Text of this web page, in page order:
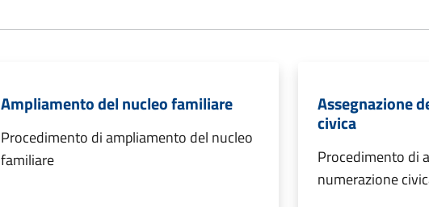
Ampliamento del nucleo familiare
Procedimento di ampliamento del nucleo
familiare
Assegnazione
civica
Procedimento di
numerazione